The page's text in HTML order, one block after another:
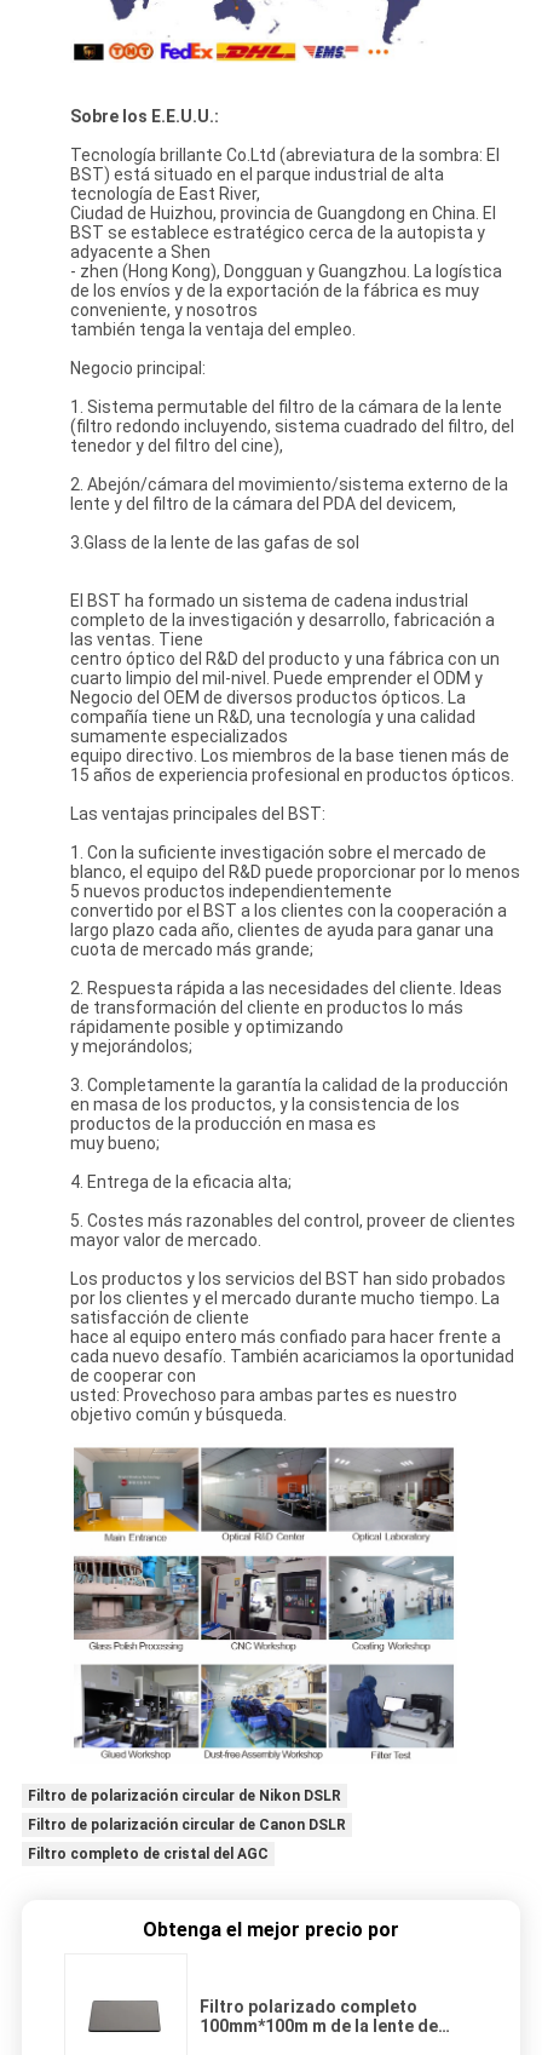
Sobre los E.E.U.U.:
Tecnología brillante Co.Ltd (abreviatura de la sombra: El
BST) está situado en el parque industrial de alta
tecnología de East River,
Ciudad de Huizhou, provincia de Guangdong en China. El
BST se establece estratégico cerca de la autopista y
adyacente a Shen
- zhen (Hong Kong), Dongguan y Guangzhou. La logística
de los envíos y de la exportación de la fábrica es muy
conveniente, y nosotros
también tenga la ventaja del empleo.
Negocio principal:
1. Sistema permutable del filtro de la cámara de la lente
(filtro redondo incluyendo, sistema cuadrado del filtro, del
tenedor y del filtro del cine),
2. Abejón/cámara del movimiento/sistema externo de la
lente y del filtro de la cámara del PDA del devicem,
3.Glass de la lente de las gafas de sol
El BST ha formado un sistema de cadena industrial
completo de la investigación y desarrollo, fabricación a
las ventas. Tiene
centro óptico del R&D del producto y una fábrica con un
cuarto limpio del mil-nivel. Puede emprender el ODM y
Negocio del OEM de diversos productos ópticos. La
compañía tiene un R&D, una tecnología y una calidad
sumamente especializados
equipo directivo. Los miembros de la base tienen más de
15 años de experiencia profesional en productos ópticos.
Las ventajas principales del BST:
1. Con la suficiente investigación sobre el mercado de
blanco, el equipo del R&D puede proporcionar por lo menos
5 nuevos productos independientemente
convertido por el BST a los clientes con la cooperación a
largo plazo cada año, clientes de ayuda para ganar una
cuota de mercado más grande;
2. Respuesta rápida a las necesidades del cliente. Ideas
de transformación del cliente en productos lo más
rápidamente posible y optimizando
y mejorándolos;
3. Completamente la garantía la calidad de la producción
en masa de los productos, y la consistencia de los
productos de la producción en masa es
muy bueno;
4. Entrega de la eficacia alta;
5. Costes más razonables del control, proveer de clientes
mayor valor de mercado.
Los productos y los servicios del BST han sido probados
por los clientes y el mercado durante mucho tiempo. La
satisfacción de cliente
hace al equipo entero más confiado para hacer frente a
cada nuevo desafío. También acariciamos la oportunidad
de cooperar con
usted: Provechoso para ambas partes es nuestro
objetivo común y búsqueda.
Filtro de polarización circular de Nikon DSLR
Filtro de polarización circular de Canon DSLR
Filtro completo de cristal del AGC
Obtenga el mejor precio por
Filtro polarizado completo
100mm*100m m de la lente de